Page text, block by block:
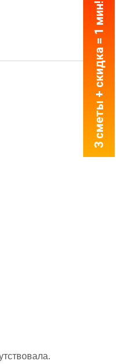
3 сметы + скидка = 1 мин!